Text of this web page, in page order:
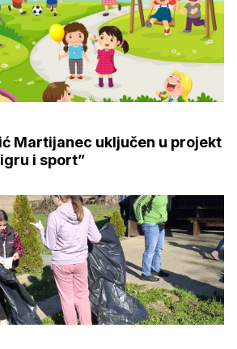
Martijanec uključen u projekt
i sport”